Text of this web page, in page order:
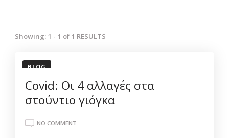
Showing: 1 - 1 of 1 RESULTS
BLOG
Covid: Οι 4 αλλαγές στα
στούντιο γιόγκα
NO COMMENT